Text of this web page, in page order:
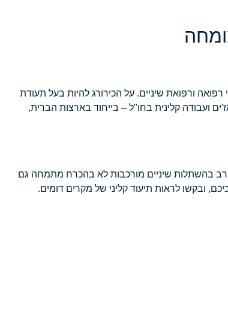
ורפואת שיניים. על הכירורג להיות בעל תעודת
ועבודה קלינית בחו"ל – בייחוד בארצות הברית,
רב בהשתלות שיניים מורכבות לא בהכרח מתמחה גם
ובקשו לראות תיעוד קליני של מקרים דומים.